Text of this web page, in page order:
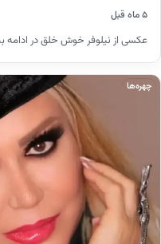
۵ ماه قبل
عکسی از نیلوفر خوش خلق در ادامه
چهره‌ها